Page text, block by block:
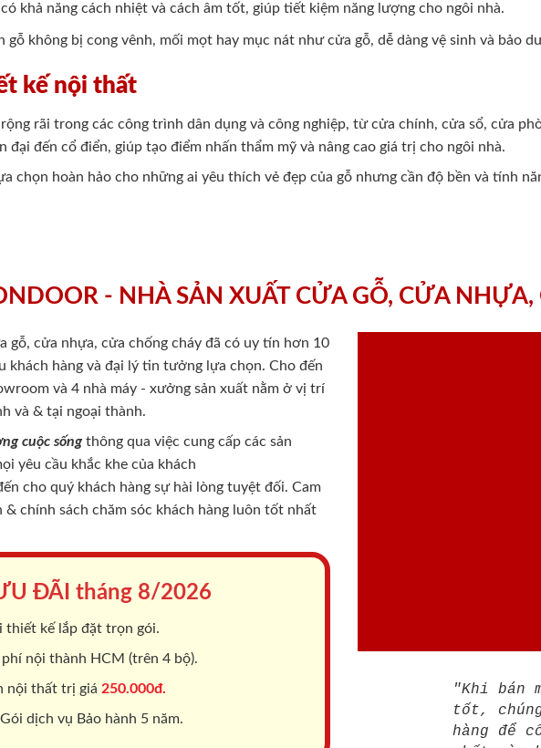
khả năng cách nhiệt và cách âm tốt, giúp tiết kiệm năng lượng cho ngôi nhà.
gỗ không bị cong vênh, mối mọt hay mục nát như cửa gỗ, dễ dàng vệ sinh và bảo
kế nội thất
rãi trong các công trình dân dụng và công nghiệp, từ cửa chính, cửa sổ, cửa
đại đến cổ điển, giúp tạo điểm nhấn thẩm mỹ và nâng cao giá trị cho ngôi nhà.
chọn hoàn hảo cho những ai yêu thích vẻ đẹp của gỗ nhưng cần độ bền và tính
- NHÀ SẢN XUẤT CỬA GỖ, CỬA
gỗ, cửa nhựa, cửa chống cháy đã có uy tín hơn 10
khách hàng và đại lý tin tưởng lựa chọn. Cho đến
và 4 nhà máy - xưởng sản xuất nằm ở vị trí
và & tại ngoại thành.
cuộc sốngthông qua việc cung cấp các sản
yêu cầu khắc khe của khách
cho quý khách hàng sự hài lòng tuyệt đối. Cam
chính sách chăm sóc khách hàng luôn tốt nhất
ĐÃI tháng 8/2026
thiết kế lắp đặt trọn gói.
nội thành HCM (trên 4 bộ).
nội thất trị giá 250.000đ.
dịch vụ Bảo hành 5 năm.
"Khi bán
tốt,
hàng để